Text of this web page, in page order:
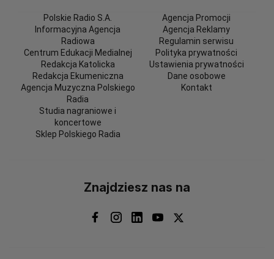
Polskie Radio S.A.
Informacyjna Agencja
Radiowa
Centrum Edukacji Medialnej
Redakcja Katolicka
Redakcja Ekumeniczna
Agencja Muzyczna Polskiego
Radia
Studia nagraniowe i
koncertowe
Sklep Polskiego Radia
Agencja Promocji
Agencja Reklamy
Regulamin serwisu
Polityka prywatności
Ustawienia prywatności
Dane osobowe
Kontakt
Znajdziesz nas na